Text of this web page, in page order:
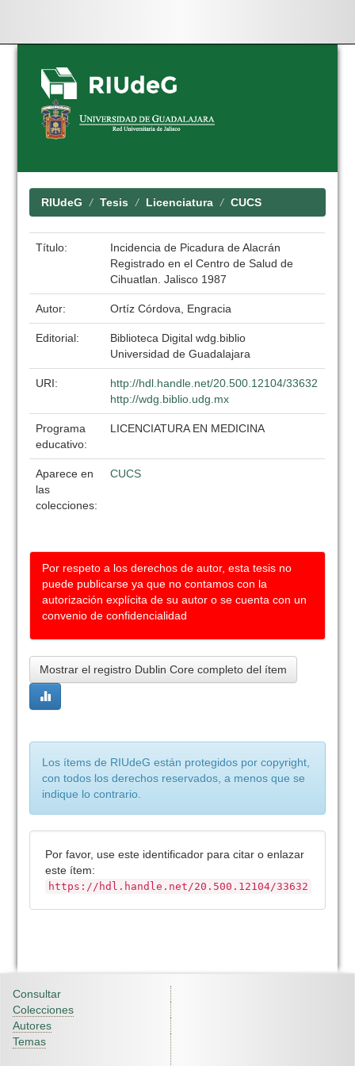
Skip
navigation
RIUdeG Tesis Licenciatura CUCS
Título:
Incidencia de Picadura de Alacrán
Registrado en el Centro de Salud de
Cihuatlan. Jalisco 1987
Autor: Ortíz Córdova, Engracia
Editorial:
Biblioteca Digital wdg.biblio
Universidad de Guadalajara
URI:
http://hdl.handle.net/20.500.12104/33632
http://wdg.biblio.udg.mx
Programa
educativo:
LICENCIATURA EN MEDICINA
Aparece en
las
colecciones:
CUCS
Por respeto a los derechos de autor, esta tesis no
puede publicarse ya que no contamos con la
autorización explícita de su autor o se cuenta con un
convenio de confidencialidad
Mostrar el registro Dublin Core completo del ítem
Los ítems de RIUdeG están protegidos por copyright,
con todos los derechos reservados, a menos que se
indique lo contrario.
Por favor, use este identificador para citar o enlazar
este ítem:
https://hdl.handle.net/20.500.12104/33632
Consultar
Colecciones
Autores
Temas